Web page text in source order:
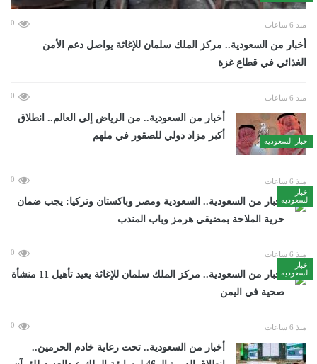
منذ 6 ساعات 0
أخبار من السعودية.. مركز الملك سلمان للإغاثة يواصل دعم الأمن
الغذائي في قطاع غزة
منذ 6 ساعات 0
اخبار السعوديه
أخبار من السعودية.. من الرياض إلى العالم.. انطلاق
أكبر مزاد دولي للصقور في ملهم
منذ 6 ساعات
0
اخبار
السعوديهأخبار من السعودية.. السعودية ومصر وباكستان وتركيا: يجب ضمان
حرية الملاحة بمضيقي هرمز وباب المندب
منذ 6 ساعات
0
اخبار
السعوديه
أخبار من السعودية.. مركز الملك سلمان للإغاثة يعيد تأهيل 11 منشأة
صحية في اليمن
منذ 6 ساعات 0
أخبار من السعودية.. تحت رعاية خادم الحرمين..